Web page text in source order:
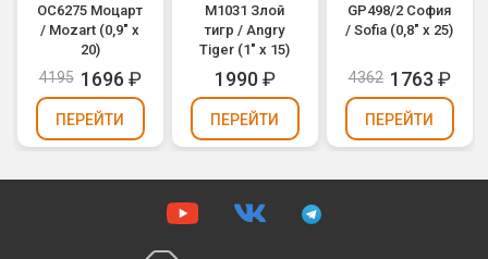
ОС6275 Моцарт
/ Mozart (0,9" х
20)
4195 1696 ₽
ПЕРЕЙТИ
M1031 Злой
тигр / Angry
Tiger (1" х 15)
1990₽
ПЕРЕЙТИ
GP498/2 София
/ Sofia (0,8" х 25)
4362 1763 ₽
ПЕРЕЙТИ